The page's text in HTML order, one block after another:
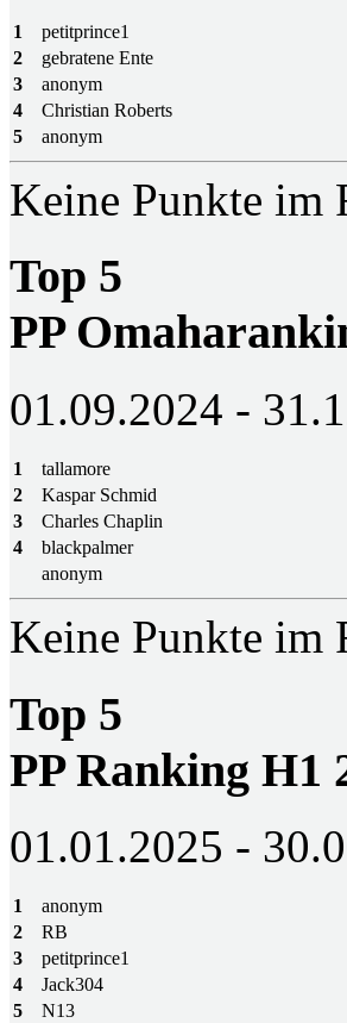
1
petitprince1
2
gebratene Ente
3
anonym
4
Christian Roberts
5
anonym
Keine Punkte im
Top 5
PP
01.09.2024 -
1
tallamore
2
Kaspar Schmid
3
Charles Chaplin
4
blackpalmer
anonym
Keine Punkte im
Top 5
PP Ranking H1
01.01.2025 -
1
anonym
2
RB
3
petitprince1
4
Jack304
5
N13